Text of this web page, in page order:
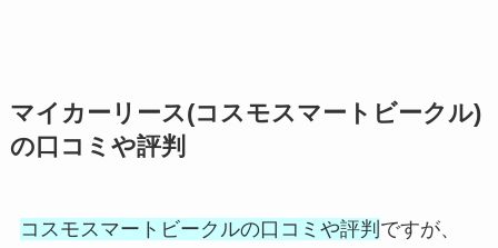
マイカーリース(コスモスマートビークル)
の口コミや評判
コスモスマートビークルの口コミや評判 ですが、